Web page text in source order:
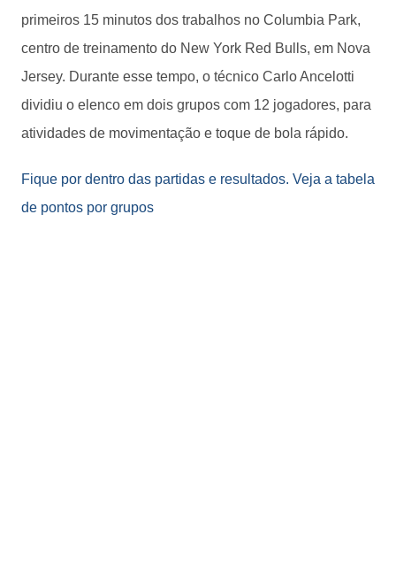
primeiros 15 minutos dos trabalhos no Columbia Park,
centro de treinamento do New York Red Bulls, em Nova
Jersey. Durante esse tempo, o técnico Carlo Ancelotti
dividiu o elenco em dois grupos com 12 jogadores, para
atividades de movimentação e toque de bola rápido.
Fique por dentro das partidas e resultados. Veja a tabela
de pontos por grupos